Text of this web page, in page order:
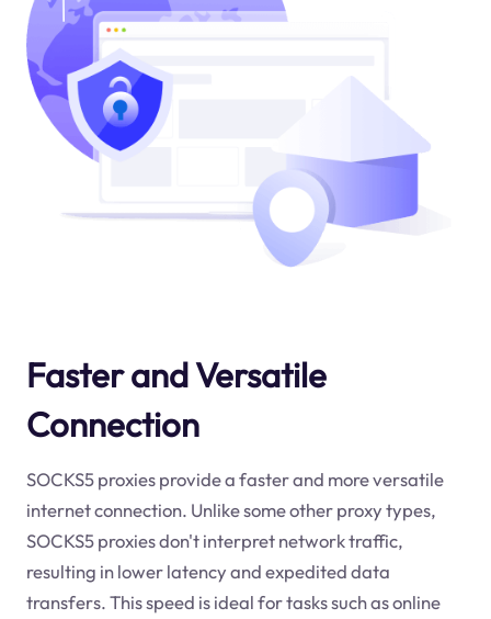
Faster and Versatile
Connection
SOCKS5 proxies provide a faster and more versatile
internet connection. Unlike some other proxy types,
SOCKS5 proxies don't interpret network traffic,
resulting in lower latency and expedited data
transfers. This speed is ideal for tasks such as online